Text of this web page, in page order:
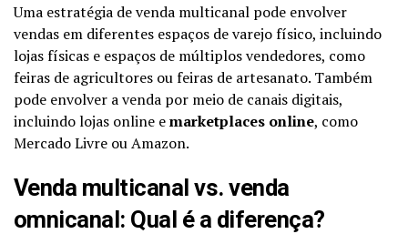
Uma estratégia de venda multicanal pode envolver
vendas em diferentes espaços de varejo físico, incluindo
lojas físicas e espaços de múltiplos vendedores, como
feiras de agricultores ou feiras de artesanato. Também
pode envolver a venda por meio de canais digitais,
incluindo lojas online emarketplaces online, como
Mercado Livre ou Amazon.
Venda multicanal vs. venda
omnicanal: Qual é a diferença?